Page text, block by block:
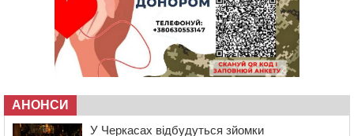
У Черкасах містяни через нову скляну зупинку і
вирізані дерева потерпають від спеки: Бондаренко
обіцяє масштабне озеленення
Провокував конфлікт і зачинився в автівці: у ТЦК
чоловіка у Тальному
13:55 У Тальному працівники ТЦК вибили вікно і
АНОНСИ
У Черкасах відбудуться зйомки